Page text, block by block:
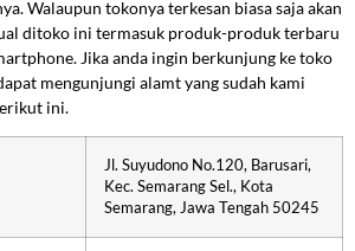
Walaupun tokonya terkesan biasa saja akan
ditoko ini termasuk produk-produk terbaru
Jika anda ingin berkunjung ke toko
mengunjungi alamt yang sudah kami
ini.
Jl. Suyudono No.120, Barusari,
Kec. Semarang Sel., Kota
Semarang, Jawa Tengah 50245